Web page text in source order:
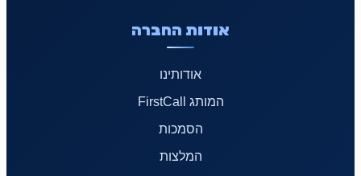
אודות החברה
אודותינו
המותג FirstCall
הסמכות
המלצות